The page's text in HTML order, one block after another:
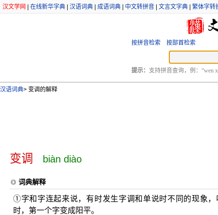
汉文学网 在线新华字典 汉语词典 成语词典 中文转拼音 文言文字典 繁体字转
按拼音检索 按部首检索
提示： 支持拼音查询，例：“wen
汉语词典> 变调的解释
变调 biàn diào
词典解释
①字和字连起来说，有时发生字调和单说时不同的现象
时，第一个字变成阳平。